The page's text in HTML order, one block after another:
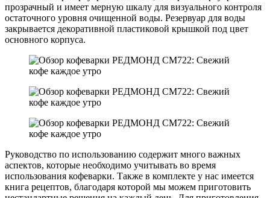
прозрачный и имеет мерную шкалу для визуального контроля
остаточного уровня очищенной воды. Резервуар для воды
закрывается декоративной пластиковой крышкой под цвет
основного корпуса.
Руководство по использованию содержит много важных
аспектов, которые необходимо учитывать во время
использования кофеварки. Также в комплекте у нас имеется
книга рецептов, благодаря которой мы можем приготовить